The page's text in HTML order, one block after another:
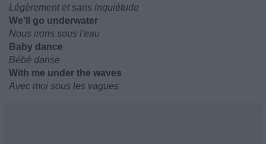
Légèrement et sans inquiétude
We'll go underwater
Nous irons sous l'eau
Baby dance
Bébé danse
With me under the waves
Avec moi sous les vagues